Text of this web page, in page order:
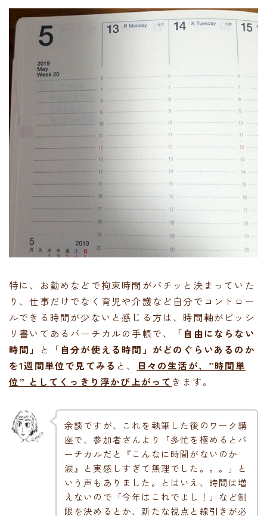
特に、お勤めなどで拘束時間がバチッと決まっていた
り、仕事だけでなく育児や介護など自分でコントロー
ルできる時間が少ないと感じる方は、時間軸がビッシ
リ書いてあるバーチカルの手帳で、
「自由にならない
時間」
と「 自分が使える時間」がどのぐらいあるのか
を1週間単位で見てみる と、
日々の生活が、”時間単
位” としてくっきり浮かび上がって きます。
余談ですが、これを執筆した後のワーク講
座で、参加者さんより「多忙を極めるとバ
ーチカルだと『こんなに時間がないのか
涙』と実感しすぎて無理でした。。。」と
いう声もありました。とはいえ、時間は増
えないので「今年はこれでよし！」など制
限を決めるとか、新たな視点と線引きが必